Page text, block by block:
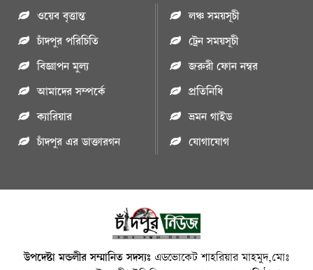
ওয়েব বৃত্তান্ত
চাঁদপুর পরিচিতি
বিজ্ঞাপন মুল্য
আমাদের সম্পর্কে
ক্যারিয়ার
চাঁদপুর এর ডাক্তারগন
লঞ্চ সময়সূচী
ট্রেন সময়সূচী
জরুরী ফোন নম্বর
প্রতিনিধি
ভ্রমন গাইড
যোগাযোগ
উপদেষ্টা মন্ডলীর সম্মানিত সদস্যঃ এডভোকেট শাহরিয়ার মাহমুদ,মোঃ